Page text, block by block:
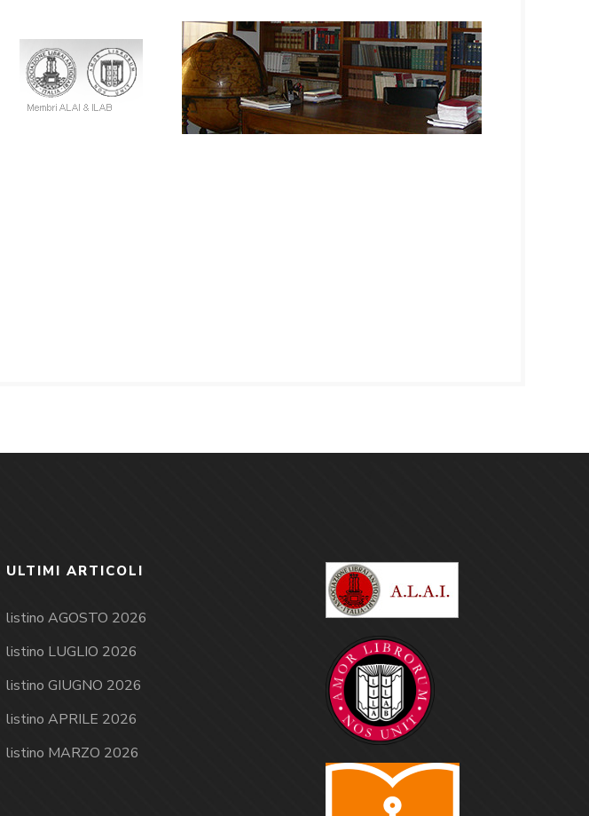
ULTIMI ARTICOLI
listino AGOSTO 2026
listino LUGLIO 2026
listino GIUGNO 2026
listino APRILE 2026
listino MARZO 2026